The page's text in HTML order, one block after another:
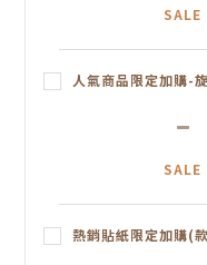
人氣商品限定加購-
熱銷貼紙限定加購(